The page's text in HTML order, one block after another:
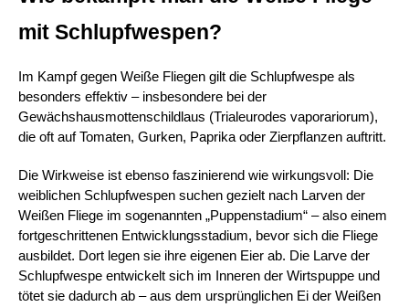
mit Schlupfwespen?
Im Kampf gegen Weiße Fliegen gilt die Schlupfwespe als
besonders effektiv – insbesondere bei der
Gewächshausmottenschildlaus (Trialeurodes vaporariorum),
die oft auf Tomaten, Gurken, Paprika oder Zierpflanzen auftritt.
Die Wirkweise ist ebenso faszinierend wie wirkungsvoll: Die
weiblichen Schlupfwespen suchen gezielt nach Larven der
Weißen Fliege im sogenannten „Puppenstadium“ – also einem
fortgeschrittenen Entwicklungsstadium, bevor sich die Fliege
ausbildet. Dort legen sie ihre eigenen Eier ab. Die Larve der
Schlupfwespe entwickelt sich im Inneren der Wirtspuppe und
tötet sie dadurch ab – aus dem ursprünglichen Ei der Weißen